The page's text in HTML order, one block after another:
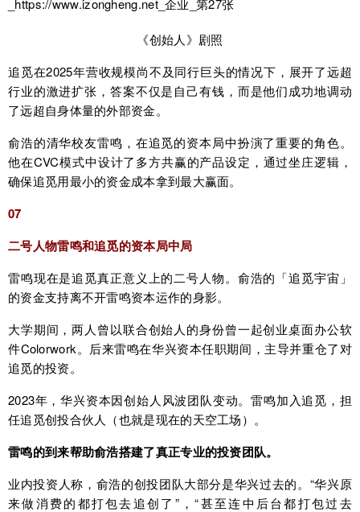
《创始人》剧照
追觅在2025年营收规模尚不及同行巨头的情况下，展开了远超
行业的激进扩张，答案不仅是自己有钱，而是他们成功地调动
了远超自身体量的外部资金。
俞浩的清华校友雷鸣，在追觅的资本局中扮演了重要的角色。
他在CVC模式中设计了多方共赢的产品设定，通过坐庄逻辑，
确保追觅用最小的资金成本拿到最大赢面。
07
二号人物雷鸣和追觅的资本局中局
雷鸣现在是追觅真正意义上的二号人物。俞浩的「追觅宇宙」
的资金支持离不开雷鸣资本运作的身影。
大学期间，两人曾以联合创始人的身份曾一起创业桌面办公软
件Colorwork。后来雷鸣在华兴资本任职期间，主导并重仓了对
追觅的投资。
2023年，华兴资本因创始人风波团队变动。雷鸣加入追觅，担
任追觅创投合伙人（也就是现在的天空工场）。
雷鸣的到来帮助俞浩搭建了真正专业的投资团队。
业内投资人称，俞浩的创投团队大部分是华兴过去的。“华兴原
来做消费的都打包去追创了”，“甚至连中后台都打包过去